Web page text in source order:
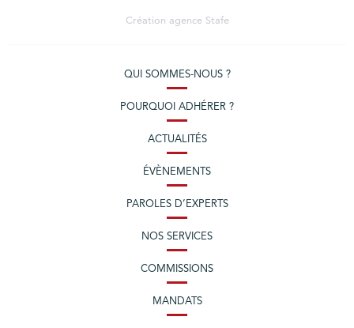
Création agence Stafe
QUI SOMMES-NOUS ?
POURQUOI ADHÉRER ?
ACTUALITÉS
ÉVÈNEMENTS
PAROLES D’EXPERTS
NOS SERVICES
COMMISSIONS
MANDATS